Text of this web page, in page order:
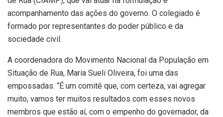
acompanhamento das ações do governo. O colegiado é
formado por representantes do poder público e da
sociedade civil.
A coordenadora do Movimento Nacional da População em
Situação de Rua, Maria Sueli Oliveira, foi uma das
empossadas. “É um comitê que, com certeza, vai agregar
muito, vamos ter muitos resultados com esses novos
membros que estão aí, com o empenho do governador, da